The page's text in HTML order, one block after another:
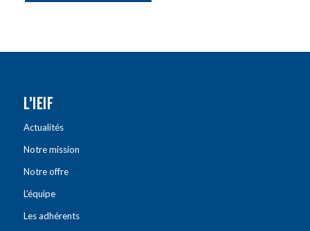
L’IEIF
Actualités
Notre mission
Notre offre
L’équipe
Les adhérents